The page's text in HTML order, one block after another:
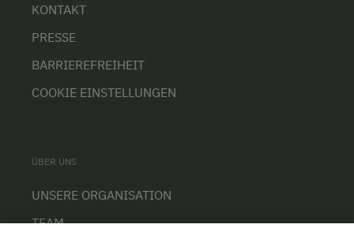
KONTAKT
PRESSE
BARRIEREFREIHEIT
COOKIE EINSTELLUNGEN
ÜBER UNS
UNSERE ORGANISATION
TEAM